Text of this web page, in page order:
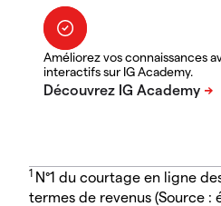
Améliorez vos connaissances
interactifs sur IG Academy.
1 N°1 du courtage en ligne
termes de revenus (Source